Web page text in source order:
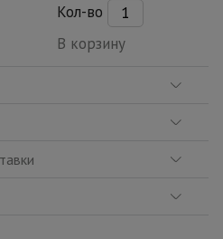
Кол-во
В корзину